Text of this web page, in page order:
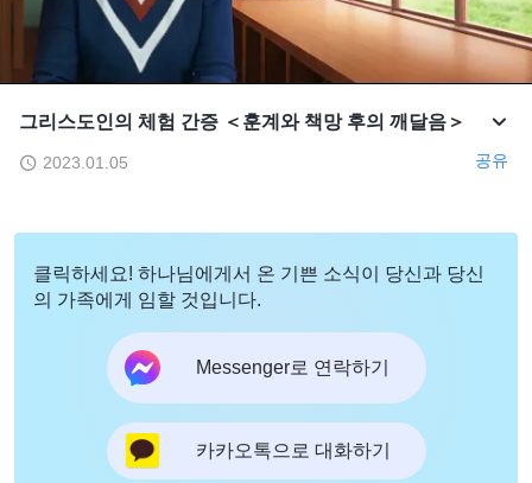
그리스도인의 체험 간증 ＜훈계와 책망 후의 깨달음＞
2023.01.05 공유
클릭하세요! 하나님에게서 온 기쁜 소식이 당신과 당신
의 가족에게 임할 것입니다.
Messenger로 연락하기
카카오톡으로 대화하기